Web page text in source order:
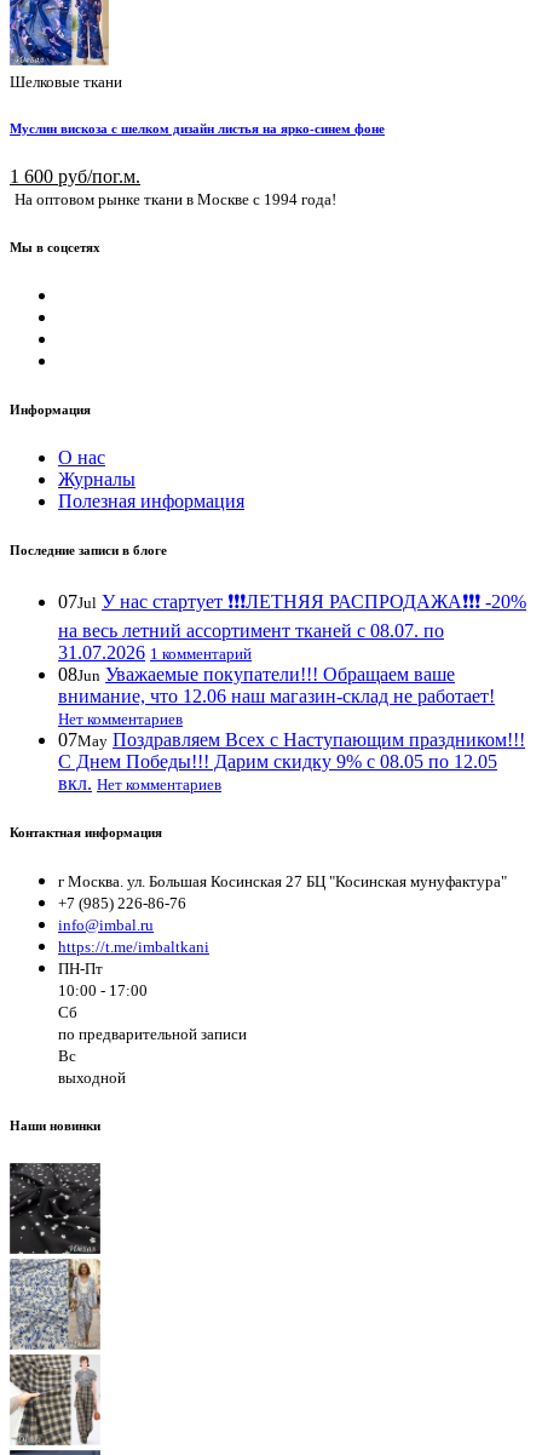
Шелковые ткани
Муслин вискоза с шелком дизайн листья на ярко-синем фоне
1 600 руб/пог.м.
На оптовом рынке ткани в Москве с 1994 года!
Мы в соцсетях
Информация
О нас
Журналы
Полезная информация
Последние записи в блоге
07Jul У нас стартует ❗️❗️❗️ЛЕТНЯЯ РАСПРОДАЖА❗️❗️❗️ -20%
на весь летний ассортимент тканей с 08.07. по
31.07.2026 1 комментарий
08Jun Уважаемые покупатели!!! Обращаем ваше
внимание, что 12.06 наш магазин-склад не работает!
Нет комментариев
07May Поздравляем Всех с Наступающим праздником!!!
С Днем Победы!!! Дарим скидку 9% с 08.05 по 12.05
вкл. Нет комментариев
Контактная информация
г Москва. ул. Большая Косинская 27 БЦ "Косинская мунуфактура"
+7 (985) 226-86-76
info@imbal.ru
https://t.me/imbaltkani
ПН-Пт
10:00 - 17:00
Сб
по предварительной записи
Вс
выходной
Наши новинки